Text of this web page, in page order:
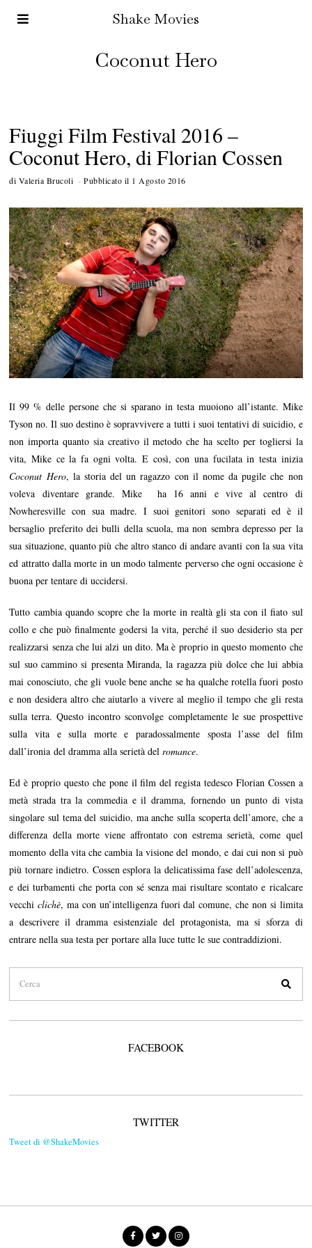
Shake Movies
Coconut Hero
Fiuggi Film Festival 2016 –
Coconut Hero, di Florian Cossen
di Valeria Brucoli Pubblicato il 1 Agosto 2016
o
s
t
o
2
0
1
6
Il 99 % delle persone che si sparano in testa muoiono all’istante. Mike
Tyson no. Il suo destino è sopravvivere a tutti i suoi tentativi di suicidio, e
non importa quanto sia creativo il metodo che ha scelto per togliersi la
vita, Mike ce la fa ogni volta. E così, con una fucilata in testa inizia
Coconut Hero, la storia del un ragazzo con il nome da pugile che non
voleva diventare grande. Mike ha 16 anni e vive al centro di
Nowheresville con sua madre. I suoi genitori sono separati ed è il
bersaglio preferito dei bulli della scuola, ma non sembra depresso per la
sua situazione, quanto più che altro stanco di andare avanti con la sua vita
ed attratto dalla morte in un modo talmente perverso che ogni occasione è
buona per tentare di uccidersi.
Tutto cambia quando scopre che la morte in realtà gli sta con il fiato sul
collo e che può finalmente godersi la vita, perché il suo desiderio sta per
realizzarsi senza che lui alzi un dito. Ma è proprio in questo momento che
sul suo cammino si presenta Miranda, la ragazza più dolce che lui abbia
mai conosciuto, che gli vuole bene anche se ha qualche rotella fuori posto
e non desidera altro che aiutarlo a vivere al meglio il tempo che gli resta
sulla terra. Questo incontro sconvolge completamente le sue prospettive
sulla vita e sulla morte e paradossalmente sposta l’asse del film
dall’ironia del dramma alla serietà delromance.
Ed è proprio questo che pone il film del regista tedesco Florian Cossen a
metà strada tra la commedia e il dramma, fornendo un punto di vista
singolare sul tema del suicidio, ma anche sulla scoperta dell’amore, che a
differenza della morte viene affrontato con estrema serietà, come quel
momento della vita che cambia la visione del mondo, e dai cui non si può
più tornare indietro. Cossen esplora la delicatissima fase dell’adolescenza,
e dei turbamenti che porta con sé senza mai risultare scontato e ricalcare
vecchiclichè, ma con un’intelligenza fuori dal comune, che non si limita
a descrivere il dramma esistenziale del protagonista, ma si sforza di
entrare nella sua testa per portare alla luce tutte le sue contraddizioni.
FACEBOOK
TWITTER
Tweet di @ShakeMovies